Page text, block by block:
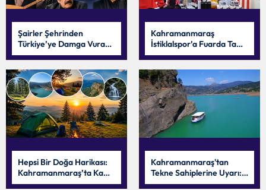
Şairler Şehrinden
Türkiye’ye Damga Vuran
İsimler:
Çıkan Ünlüler
Kahramanmaraş
İstiklalspor’a Fuarda Tam
Destek
Hepsi Bir Doğa Harikası:
Kahramanmaraş’ta Kamp
ve Piknik Yapılabilecek En
Kahramanmaraş'tan
Tekne Sahiplerine Uyarı:
Belgelerinizi Kontrol Edin!